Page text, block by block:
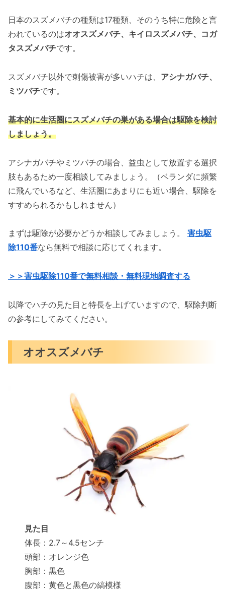
日本のスズメバチの種類は17種類、そのうち特に危険と言
われているのはオオスズメバチ、キイロスズメバチ、コガ
タスズメバチです。
スズメバチ以外で刺傷被害が多いハチは、 アシナガバチ、
ミツバチです。
基本的に生活圏にスズメバチの巣がある場合は駆除を検討
しましょう。
アシナガバチやミツバチの場合、益虫として放置する選択
肢もあるため一度相談してみましょう。（ベランダに頻繁
に飛んでいるなど、生活圏にあまりにも近い場合、駆除を
すすめられるかもしれません）
まずは駆除が必要かどうか相談してみましょう。 害虫駆
除110番なら無料で相談に応じてくれます。
＞＞害虫駆除110番で無料相談・無料現地調査する
以降でハチの見た目と特長を上げていますので、駆除判断
の参考にしてみてください。
オオスズメバチ
見た目
体長：2.7～4.5センチ
頭部：オレンジ色
胸部：黒色
腹部：黄色と黒色の縞模様